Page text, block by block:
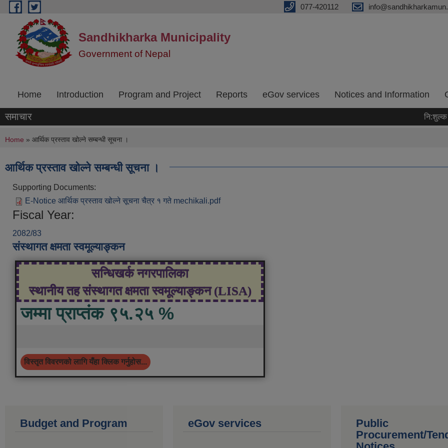
Skip to main content 077-420112
Sandhikharka Municipality
Government of Nepal
Home Introduction Program and Project Reports eGov services Notices and Information
समाचार नि:शुल्क
You are here
Home » आर्थिक प्रस्ताव खोल्ने सम्बन्धी सूचना ।
आर्थिक प्रस्ताव खोल्ने सम्बन्धी सूचना ।
Supporting Documents:
E-Notice आर्थिक प्रस्ताव खोल्ने सूचना चैत्र १ गते mechikali.pdf
Fiscal Year:
2082/83
संस्थागत क्षमता स्वमूल्याङ्कन
सन्धिखर्क नगरपालिका
स्थानीय तह संस्थागत क्षमता स्वमूल्याङ्कन (LISA)
जम्मा प्राप्तंक ९५.२५ %
विस्तृत विवरणको लागि यँहा क्लिक गर्नुहोस...
Budget and Program eGov services
Public
Procurement/